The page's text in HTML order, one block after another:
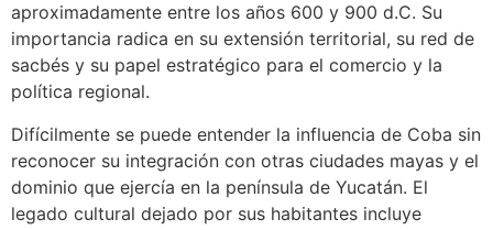
aproximadamente entre los años 600 y 900 d.C. Su
importancia radica en su extensión territorial, su red de
sacbés y su papel estratégico para el comercio y la
política regional.
Difícilmente se puede entender la influencia de Coba sin
reconocer su integración con otras ciudades mayas y el
dominio que ejercía en la península de Yucatán. El
legado cultural dejado por sus habitantes incluye